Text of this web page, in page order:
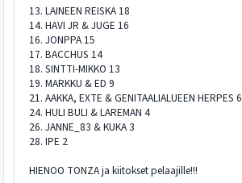
13. LAINEEN REISKA 18
14. HAVI JR & JUGE 16
16. JONPPA 15
17. BACCHUS 14
18. SINTTI-MIKKO 13
19. MARKKU & ED 9
21. AAKKA, EXTE & GENITAALIALUEEN HERPES 6
24. HULI BULI & LAREMAN 4
26. JANNE_83 & KUKA 3
28. IPE 2
HIENOO TONZA ja kiitokset pelaajille!!!